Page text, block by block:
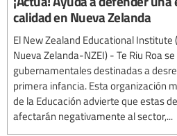
calidad en Nueva Zelanda
El New Zealand Educational
Nueva Zelanda-NZEI) - Te Riu Roa
gubernamentales destinadas a
primera infancia. Esta organización
de la Educación advierte que estas
afectarán negativamente al sector,...